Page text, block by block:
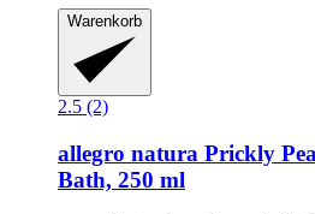
Warenkorb
2.5 (2)
allegro natura Prickly
Bath, 250 ml